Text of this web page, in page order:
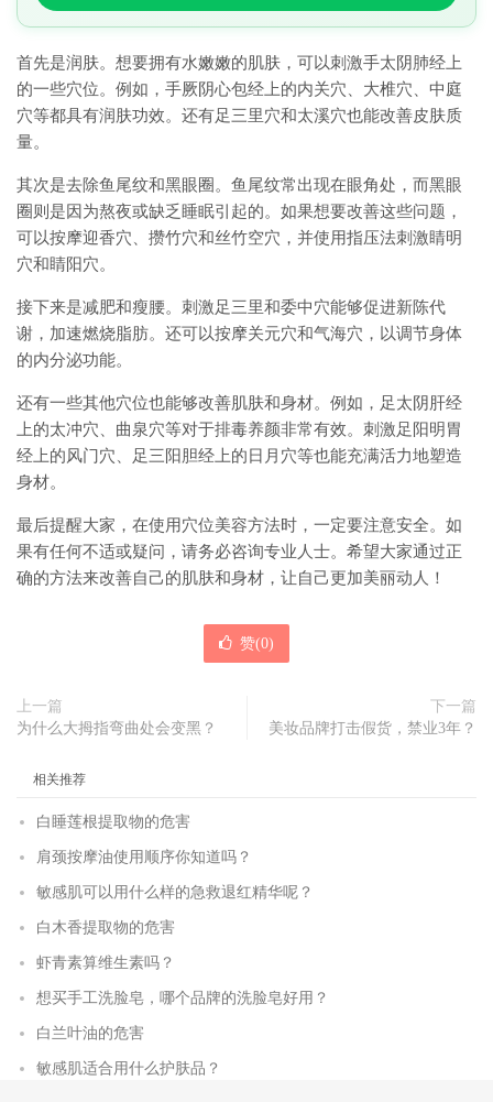
首先是润肤。想要拥有水嫩嫩的肌肤，可以刺激手太阴肺经上
的一些穴位。例如，手厥阴心包经上的内关穴、大椎穴、中庭
穴等都具有润肤功效。还有足三里穴和太溪穴也能改善皮肤质
量。
其次是去除鱼尾纹和黑眼圈。鱼尾纹常出现在眼角处，而黑眼
圈则是因为熬夜或缺乏睡眠引起的。如果想要改善这些问题，
可以按摩迎香穴、攒竹穴和丝竹空穴，并使用指压法刺激睛明
穴和睛阳穴。
接下来是减肥和瘦腰。刺激足三里和委中穴能够促进新陈代
谢，加速燃烧脂肪。还可以按摩关元穴和气海穴，以调节身体
的内分泌功能。
还有一些其他穴位也能够改善肌肤和身材。例如，足太阴肝经
上的太冲穴、曲泉穴等对于排毒养颜非常有效。刺激足阳明胃
经上的风门穴、足三阳胆经上的日月穴等也能充满活力地塑造
身材。
最后提醒大家，在使用穴位美容方法时，一定要注意安全。如
果有任何不适或疑问，请务必咨询专业人士。希望大家通过正
确的方法来改善自己的肌肤和身材，让自己更加美丽动人！
赞(0)
上一篇
为什么大拇指弯曲处会变黑？
下一篇
美妆品牌打击假货，禁业3年？
相关推荐
白睡莲根提取物的危害
肩颈按摩油使用顺序你知道吗？
敏感肌可以用什么样的急救退红精华呢？
白木香提取物的危害
虾青素算维生素吗？
想买手工洗脸皂，哪个品牌的洗脸皂好用？
白兰叶油的危害
敏感肌适合用什么护肤品？